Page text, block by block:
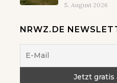
5. August 2026
NRWZ.DE